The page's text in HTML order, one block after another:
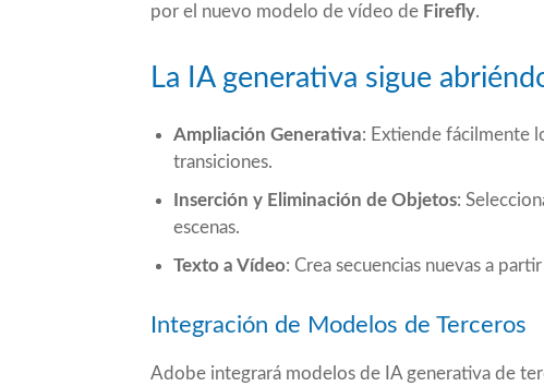
por el nuevo modelo de vídeo de Firefly.
La IA generativa sigue
Ampliación Generativa: Extiende fácilmente
transiciones.
Inserción y Eliminación de Objetos:
escenas.
Texto a Vídeo: Crea secuencias nuevas a
Integración de Modelos de Terceros
Adobe integrará modelos de IA generativa de